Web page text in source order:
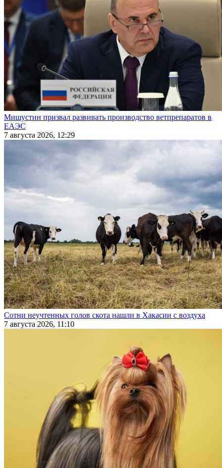
Мишустин призвал развивать производство ветпрепаратов в
ЕАЭС
7 августа 2026, 12:29
Сотни неучтенных голов скота нашли в Хакасии с воздуха
7 августа 2026, 11:10